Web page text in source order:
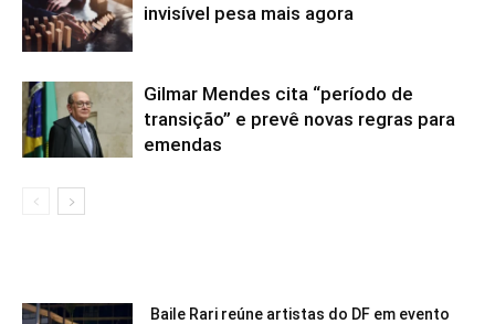
invisível pesa mais agora
Gilmar Mendes cita “período de
transição” e prevê novas regras para
emendas
Baile Rari reúne artistas do DF em evento